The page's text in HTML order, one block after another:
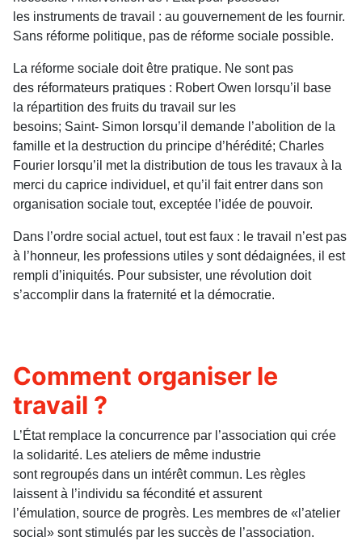
les instruments de travail : au gouvernement de les fournir.
Sans réforme politique, pas de réforme sociale possible.
La réforme sociale doit être pratique. Ne sont pas
des réformateurs pratiques : Robert Owen lorsqu’il base
la répartition des fruits du travail sur les
besoins; Saint- Simon lorsqu’il demande l’abolition de la
famille et la destruction du principe d’hérédité; Charles
Fourier lorsqu’il met la distribution de tous les travaux à la
merci du caprice individuel, et qu’il fait entrer dans son
organisation sociale tout, exceptée l’idée de pouvoir.
Dans l’ordre social actuel, tout est faux : le travail n’est pas
à l’honneur, les professions utiles y sont dédaignées, il est
rempli d’iniquités. Pour subsister, une révolution doit
s’accomplir dans la fraternité et la démocratie.
Comment organiser le
travail ?
L’État remplace la concurrence par l’association qui crée
la solidarité. Les ateliers de même industrie
sont regroupés dans un intérêt commun. Les règles
laissent à l’individu sa fécondité et assurent
l’émulation, source de progrès. Les membres de «l’atelier
social» sont stimulés par les succès de l’association.